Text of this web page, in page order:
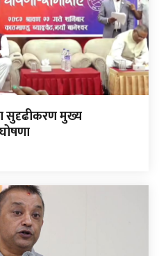
सुदृढीकरण मुख्य